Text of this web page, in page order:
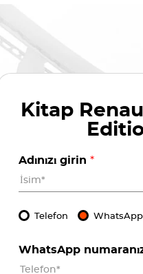
Kitap
Adınızı girin *
Telefon WhatsApp
WhatsApp